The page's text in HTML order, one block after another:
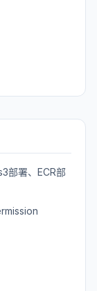
部署、ECR部